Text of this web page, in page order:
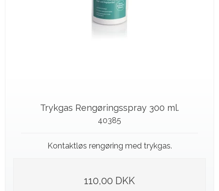
Trykgas Rengøringsspray 300 ml.
40385
Kontaktløs rengøring med trykgas.
110,00 DKK